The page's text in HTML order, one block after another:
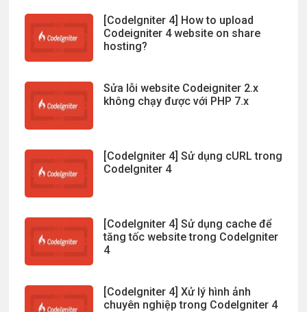
[CodeIgniter 4] How to upload
Codeigniter 4 website on share
hosting?
Sửa lỗi website Codeigniter 2.x
không chạy được với PHP 7.x
[CodeIgniter 4] Sử dụng cURL trong
CodeIgniter 4
[CodeIgniter 4] Sử dụng cache để
tăng tốc website trong CodeIgniter
4
[CodeIgniter 4] Xử lý hình ảnh
chuyên nghiệp trong CodeIgniter 4